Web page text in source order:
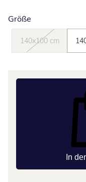
Größe
140x100 cm
In